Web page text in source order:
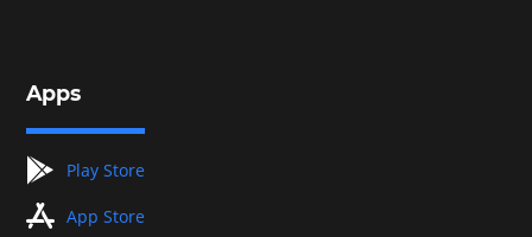
Apps
googleplay Play Store
appstore App Store